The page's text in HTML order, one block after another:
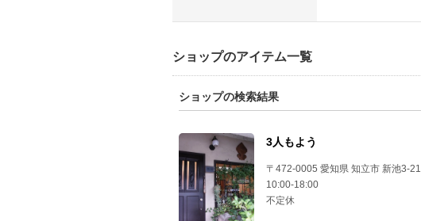
ショップのアイテム一覧
ショップの検索結果
3人もよう
〒472-0005 愛知県 知立市 新池3-21
10:00-18:00
不定休